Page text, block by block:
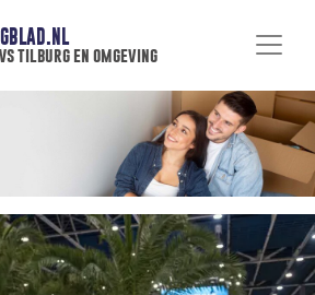
tilburg en omgeving